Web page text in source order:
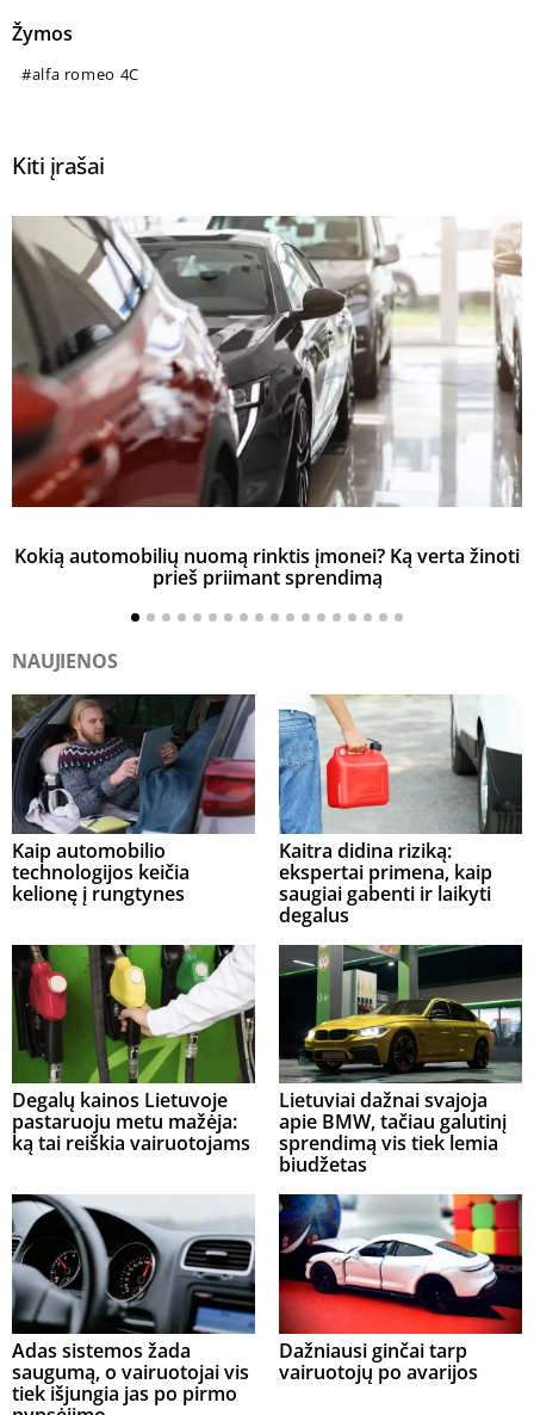
Žymos
alfa romeo 4C
Kiti įrašai
Kokią automobilių nuomą rinktis įmonei? Ką verta žinoti
prieš priimant sprendimą
NAUJIENOS
Kaip automobilio
technologijos keičia
kelionę į rungtynes
Kaitra didina riziką:
ekspertai primena, kaip
saugiai gabenti ir laikyti
degalus
Degalų kainos Lietuvoje
pastaruoju metu mažėja:
ką tai reiškia vairuotojams
Lietuviai dažnai svajoja
apie BMW, tačiau galutinį
sprendimą vis tiek lemia
biudžetas
Adas sistemos žada
saugumą, o vairuotojai vis
tiek išjungia jas po pirmo
Dažniausi ginčai tarp
vairuotojų po avarijos